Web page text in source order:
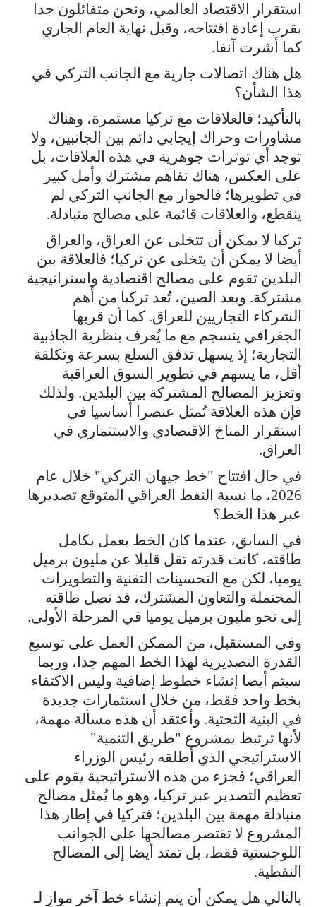
استقرار الاقتصاد العالمي، ونحن متفائلون جدا
بقرب إعادة افتتاحه، وقبل نهاية العام الجاري
كما أشرت آنفا.
هل هناك اتصالات جارية مع الجانب التركي في
هذا الشأن؟
بالتأكيد؛ فالعلاقات مع تركيا مستمرة، وهناك
مشاورات وحراك إيجابي دائم بين الجانبين، ولا
توجد أي توترات جوهرية في هذه العلاقات، بل
على العكس، هناك تفاهم مشترك وأمل كبير
في تطويرها؛ فالحوار مع الجانب التركي لم
ينقطع، والعلاقات قائمة على مصالح متبادلة.
تركيا لا يمكن أن تتخلى عن العراق، والعراق
أيضا لا يمكن أن يتخلى عن تركيا؛ فالعلاقة بين
البلدين تقوم على مصالح اقتصادية واستراتيجية
مشتركة. وبعد الصين، تُعد تركيا من أهم
الشركاء التجاريين للعراق. كما أن قربها
الجغرافي ينسجم مع ما يُعرف بنظرية الجاذبية
التجارية؛ إذ يسهل تدفق السلع بسرعة وتكلفة
أقل، ما يسهم في تطوير السوق العراقية
وتعزيز المصالح المشتركة بين البلدين. ولذلك
فإن هذه العلاقة تُمثل عنصرا أساسيا في
استقرار المناخ الاقتصادي والاستثماري في
العراق.
في حال افتتاح "خط جيهان التركي" خلال عام
2026، ما نسبة النفط العراقي المتوقع تصديرها
عبر هذا الخط؟
في السابق، عندما كان الخط يعمل بكامل
طاقته، كانت قدرته تقل قليلا عن مليون برميل
يوميا، لكن مع التحسينات التقنية والتطويرات
المحتملة والتعاون المشترك، قد تصل طاقته
إلى نحو مليون برميل يوميا في المرحلة الأولى.
وفي المستقبل، من الممكن العمل على توسيع
القدرة التصديرية لهذا الخط المهم جدا، وربما
سيتم أيضا إنشاء خطوط إضافية وليس الاكتفاء
بخط واحد فقط، من خلال استثمارات جديدة
في البنية التحتية. وأعتقد أن هذه مسألة مهمة،
لأنها ترتبط بمشروع "طريق التنمية"
الاستراتيجي الذي أطلقه رئيس الوزراء
العراقي؛ فجزء من هذه الاستراتيجية يقوم على
تعظيم التصدير عبر تركيا، وهو ما يُمثل مصالح
متبادلة مهمة بين البلدين؛ فتركيا في إطار هذا
المشروع لا تقتصر مصالحها على الجوانب
اللوجستية فقط، بل تمتد أيضا إلى المصالح
النفطية.
بالتالي هل يمكن أن يتم إنشاء خط آخر موازٍ لـ